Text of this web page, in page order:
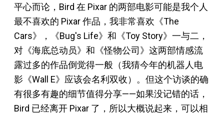
平心而论，Bird 在 Pixar 的两部电影可能是我个人
最不喜欢的 Pixar 作品，我非常喜欢《The
Cars》，《Bug's Life》和《Toy Story》一与二，
对《海底总动员》和《怪物公司》这两部情感流
露过多的作品倒觉得一般（我猜今年的机器人电
影《Wall E》应该会名利双收）。但这个访谈的确
有很多有趣的细节值得分享——如果没记错的话，
Bird 已经离开 Pixar 了，所以大概说起来，可以相